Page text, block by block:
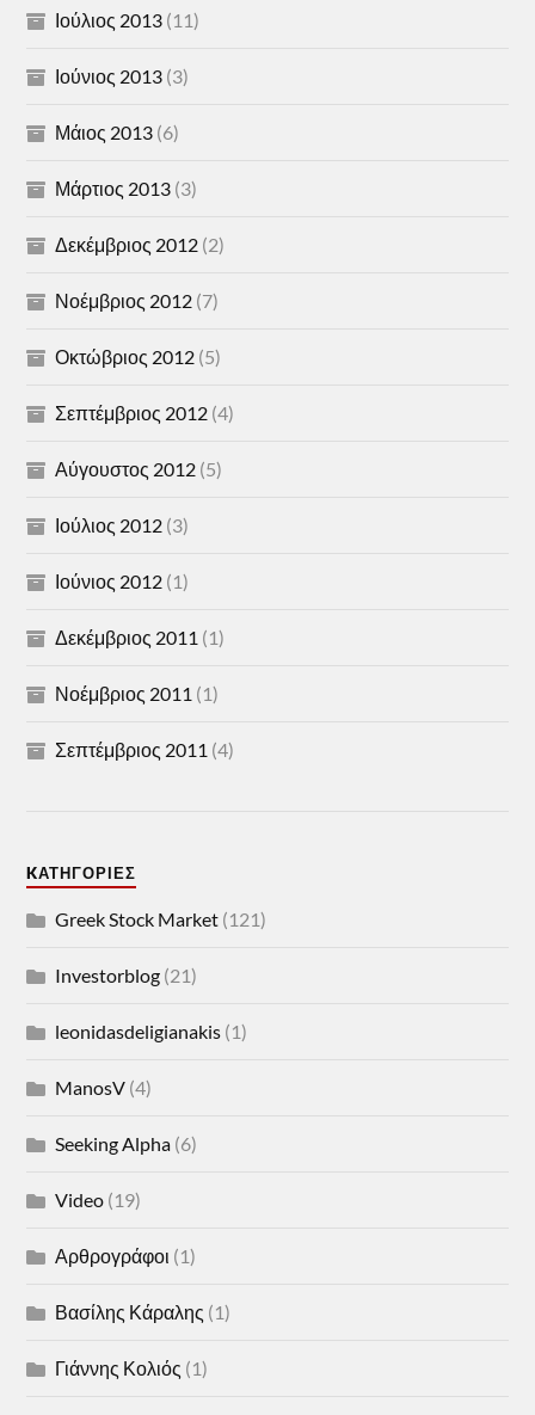
Ιούλιος 2013 (11)
Ιούνιος 2013 (3)
Μάιος 2013 (6)
Μάρτιος 2013 (3)
Δεκέμβριος 2012 (2)
Νοέμβριος 2012 (7)
Οκτώβριος 2012 (5)
Σεπτέμβριος 2012 (4)
Αύγουστος 2012 (5)
Ιούλιος 2012 (3)
Ιούνιος 2012 (1)
Δεκέμβριος 2011 (1)
Νοέμβριος 2011 (1)
Σεπτέμβριος 2011 (4)
KΑΤΗΓΟΡΊΕΣ
Greek Stock Market (121)
Investorblog (21)
leonidasdeligianakis (1)
ManosV (4)
Seeking Alpha (6)
Video (19)
Αρθρογράφοι (1)
Βασίλης Κάραλης (1)
Γιάννης Κολιός (1)